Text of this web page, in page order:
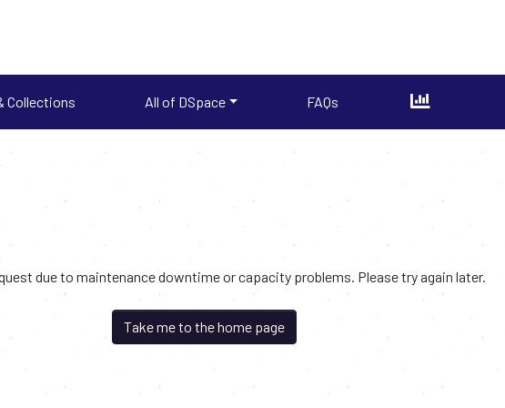
Collections All of DSpace FAQs
due to maintenance downtime or capacity problems. Please try again later.
Take me to the home page